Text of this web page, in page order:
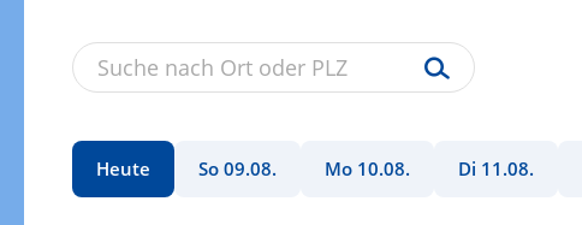
Heute So 09.08. Mo 10.08. Di 11.08.